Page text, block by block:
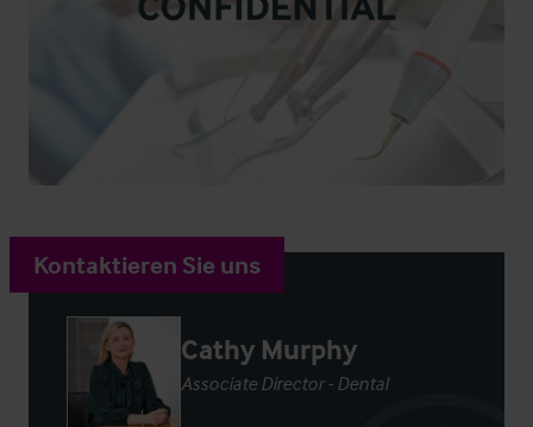
Kontaktieren Sie uns
Cathy Murphy
Associate Director - Dental